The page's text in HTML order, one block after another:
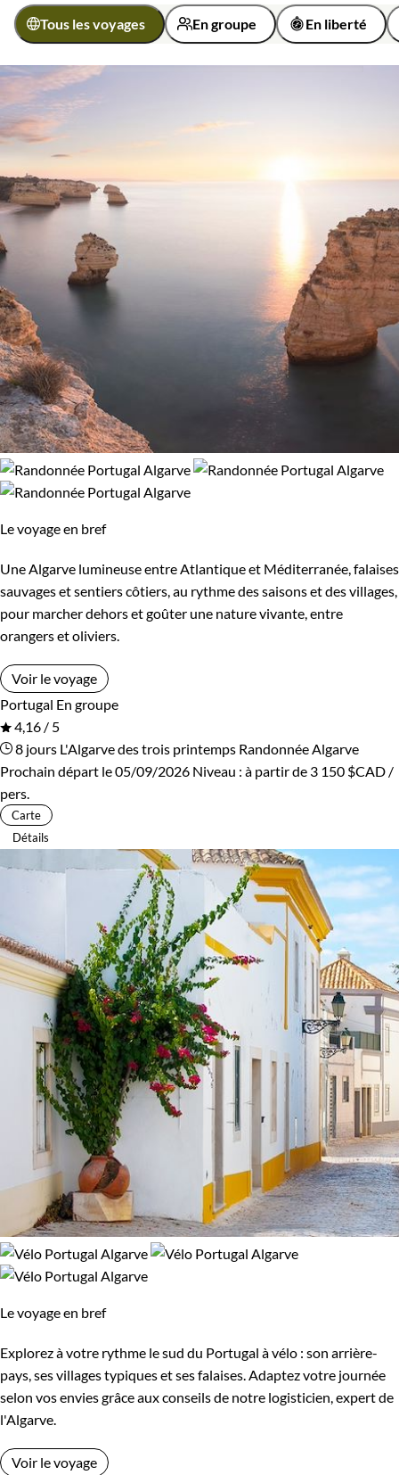
Bord de mer et îles
97% de satisfaction
Tous les voyages En groupe En liberté
Activité
Autotour Randonnée
De 750 à 1 250 $CAD
De 2 000 à 3 000 $CAD
Plus de 3 000 $CAD
Âge des enfants
Confort
Standard
Itinérance
Itinérant Semi-itinérant
En étoile
Bord de mer et îles Forêts, collines, rivières et lacs
Le voyage en bref
Une Algarve lumineuse entre Atlantique et Méditerranée, falaises
sauvages et sentiers côtiers, au rythme des saisons et des villages,
pour marcher dehors et goûter une nature vivante, entre
orangers et oliviers.
Voir le voyage
Portugal En groupe
4,16 / 5
8 jours L'Algarve des trois printemps Randonnée Algarve
Prochain départ le 05/09/2026 Niveau : à partir de 3 150 $CAD /
pers.
Carte
Détails
Le voyage en bref
Explorez à votre rythme le sud du Portugal à vélo : son arrière-
pays, ses villages typiques et ses falaises. Adaptez votre journée
selon vos envies grâce aux conseils de notre logisticien, expert de
l'Algarve.
Voir le voyage